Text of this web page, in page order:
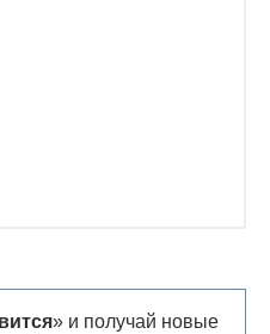
» и получай новые